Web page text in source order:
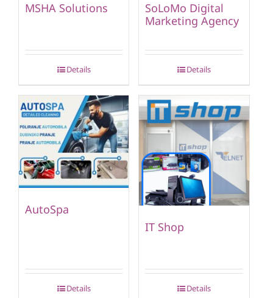
MSHA Solutions
Details
SoLoMo Digital
Marketing Agency
Details
AutoSpa
Details
IT Shop
Details